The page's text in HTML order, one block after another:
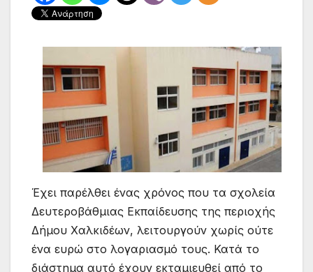
Έχει παρέλθει ένας χρόνος που τα σχολεία
Δευτεροβάθμιας Εκπαίδευσης της περιοχής
Δήμου Χαλκιδέων, λειτουργούν χωρίς ούτε
ένα ευρώ στο λογαριασμό τους. Κατά το
διάστημα αυτό έχουν εκταμιευθεί από το